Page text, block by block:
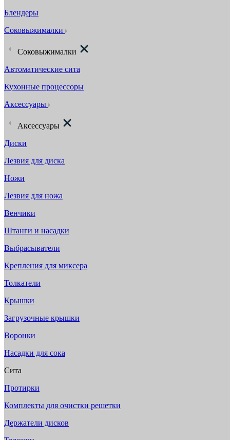
Блендеры
Соковыжималки
Соковыжималки
Автоматические сита
Кухонные процессоры
Аксессуары
Аксессуары
Диски
Лезвия для диска
Ножи
Лезвия для ножа
Венчики
Штанги и насадки
Выбрасыватели
Крепления для миксера
Толкатели
Крышки
Загрузочные крышки
Воронки
Насадки для сока
Сита
Протирки
Комплекты для очистки решетки
Держатели дисков